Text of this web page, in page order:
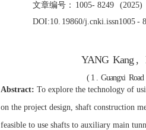
文章编号： 1005- 8249
(2025)
DOI:10. 19860/j.cnki.issn1005 -
YANG Kang ,
( 1 . Guangxi Road
Abstract: To explore the technology of
on the project design, shaft construction
feasible to use shafts to auxiliary main